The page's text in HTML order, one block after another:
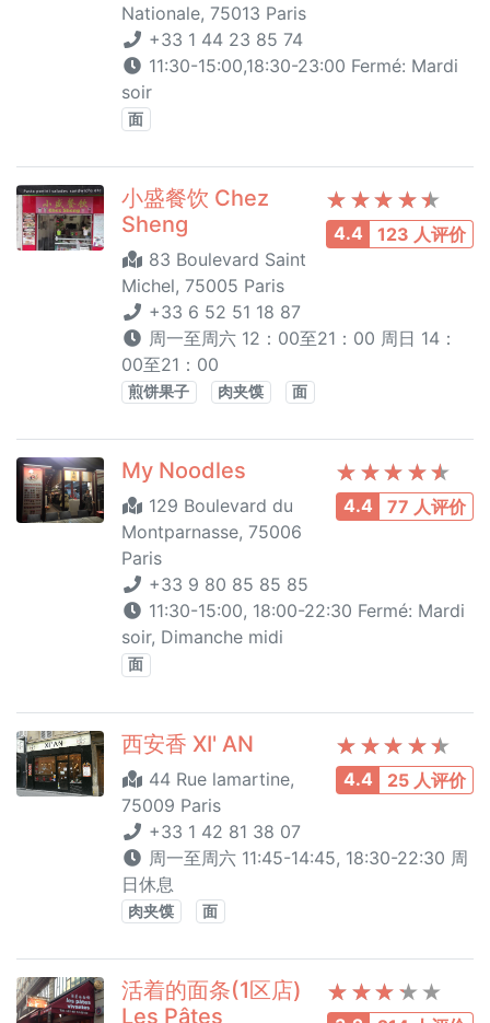
Nationale, 75013 Paris
+33 1 44 23 85 74
11:30-15:00,18:30-23:00 Fermé: Mardi
soir
面
4.4 123 人评价
小盛餐饮 Chez
Sheng
83 Boulevard Saint
Michel, 75005 Paris
+33 6 52 51 18 87
周一至周六 12：00至21：00 周日 14：
00至21：00
煎饼果子 肉夹馍 面
4.4 77 人评价
My Noodles
129 Boulevard du
Montparnasse, 75006
Paris
+33 9 80 85 85 85
11:30-15:00, 18:00-22:30 Fermé: Mardi
soir, Dimanche midi
面
4.4 25 人评价
西安香 XI' AN
44 Rue lamartine,
75009 Paris
+33 1 42 81 38 07
周一至周六 11:45-14:45, 18:30-22:30 周
日休息
肉夹馍 面
活着的面条(1区店)
Les Pâtes